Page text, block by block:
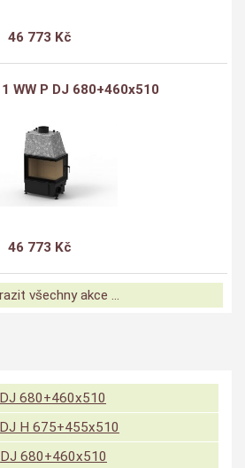
46 773 Kč
WW P DJ 680+460x510
46 773 Kč
všechny akce ...
680+460x510
H 675+455x510
680+460x510